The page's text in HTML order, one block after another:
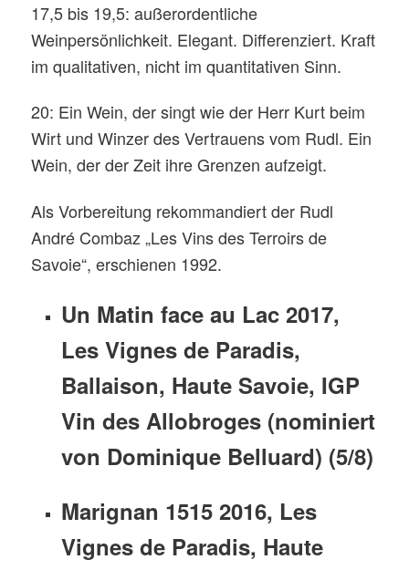
17,5 bis 19,5: außerordentliche
Weinpersönlichkeit. Elegant. Differenziert. Kraft
im qualitativen, nicht im quantitativen Sinn.
20: Ein Wein, der singt wie der Herr Kurt beim
Wirt und Winzer des Vertrauens vom Rudl. Ein
Wein, der der Zeit ihre Grenzen aufzeigt.
Als Vorbereitung rekommandiert der Rudl
André Combaz „Les Vins des Terroirs de
Savoie“, erschienen 1992.
Un Matin face au Lac 2017,
Les Vignes de Paradis,
Ballaison, Haute Savoie, IGP
Vin des Allobroges (nominiert
von Dominique Belluard) (5/8)
Marignan 1515 2016, Les
Vignes de Paradis, Haute